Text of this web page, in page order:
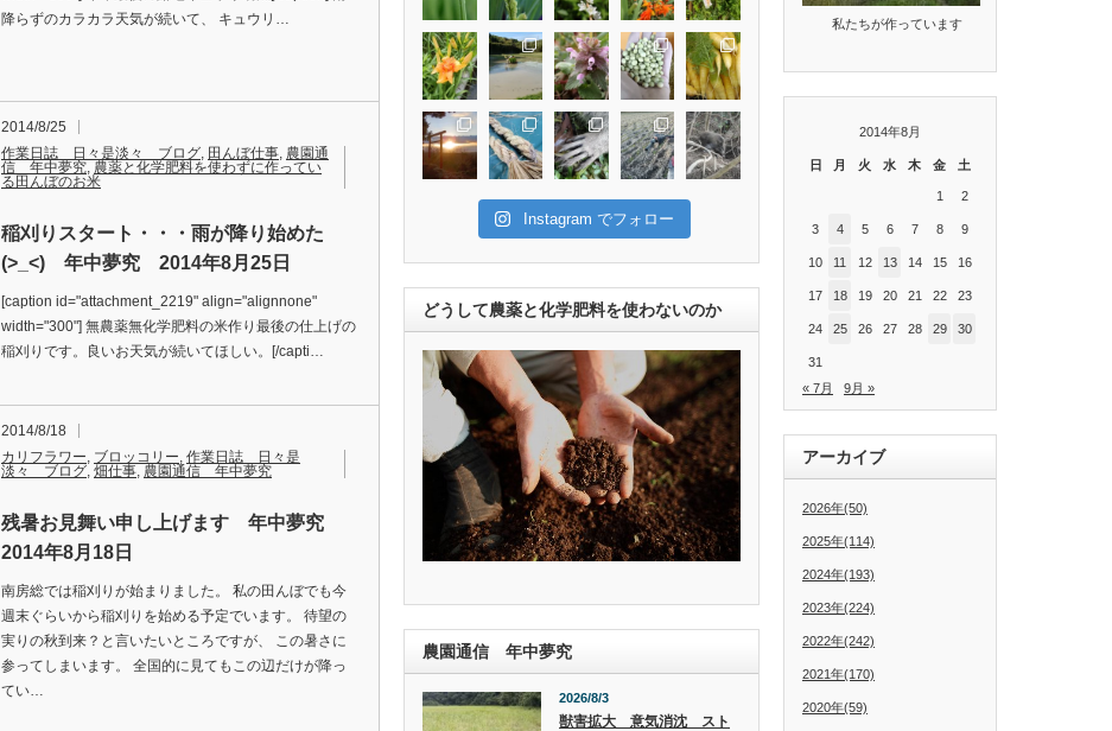
降らずのカラカラ天気が続いて、 キュウリ…
2014/8/25
作業日誌 日々是淡々 ブログ, 田んぼ仕事, 農園通
信 年中夢究, 農薬と化学肥料を使わずに作ってい
る田んぼのお米
稲刈りスタート・・・雨が降り始めた
(>_<) 年中夢究 2014年8月25日
[caption id="attachment_2219" align="alignnone"
width="300"] 無農薬無化学肥料の米作り最後の仕上げの
稲刈りです。良いお天気が続いてほしい。[/capti…
2014/8/18
カリフラワー, ブロッコリー, 作業日誌 日々是
淡々 ブログ, 畑仕事, 農園通信 年中夢究
残暑お見舞い申し上げます 年中夢究
2014年8月18日
南房総では稲刈りが始まりました。 私の田んぼでも今
週末ぐらいから稲刈りを始める予定でいます。 待望の
実りの秋到来？と言いたいところですが、 この暑さに
参ってしまいます。 全国的に見てもこの辺だけが降っ
てい…
Instagram でフォロー
どうして農薬と化学肥料を使わないのか
農園通信 年中夢究
2026/8/3
獣害拡大 意気消沈 スト
私たちが作っています
2014年8月
日 月 火 水 木 金 土
1 2
3 4 5 6 7 8 9
10 11 12 13 14 15 16
17 18 19 20 21 22 23
24 25 26 27 28 29 30
31
« 7月
9月 »
アーカイブ
2026年(50)
2025年(114)
2024年(193)
2023年(224)
2022年(242)
2021年(170)
2020年(59)